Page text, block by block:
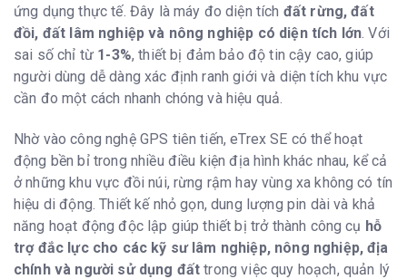
ứng dụng thực tế. Đây là máy đo diện tích đất rừng, đất
đồi, đất lâm nghiệp và nông nghiệp có diện tích lớn. Với
sai số chỉ từ 1-3%, thiết bị đảm bảo độ tin cậy cao, giúp
người dùng dễ dàng xác định ranh giới và diện tích khu vực
cần đo một cách nhanh chóng và hiệu quả.
Nhờ vào công nghệ GPS tiên tiến, eTrex SE có thể hoạt
động bền bỉ trong nhiều điều kiện địa hình khác nhau, kể cả
ở những khu vực đồi núi, rừng rậm hay vùng xa không có tín
hiệu di động. Thiết kế nhỏ gọn, dung lượng pin dài và khả
năng hoạt động độc lập giúp thiết bị trở thành công cụ hỗ
trợ đắc lực cho các kỹ sư lâm nghiệp, nông nghiệp, địa
chính và người sử dụng đất trong việc quy hoạch, quản lý